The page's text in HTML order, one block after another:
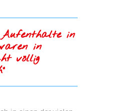
Aufenthalte in
in
völlig